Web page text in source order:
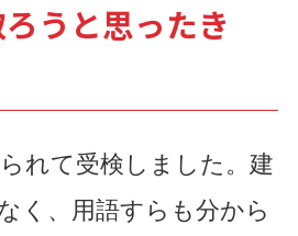
うと思ったき
れて受検しました。建
く、用語すらも分から